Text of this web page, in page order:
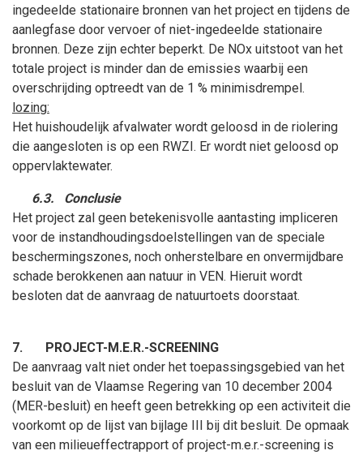
ingedeelde stationaire bronnen van het project en tijdens de
aanlegfase door vervoer of niet-ingedeelde stationaire
bronnen. Deze zijn echter beperkt. De NOx uitstoot van het
totale project is minder dan de emissies waarbij een
overschrijding optreedt van de 1 % minimisdrempel.
lozing:
Het huishoudelijk afvalwater wordt geloosd in de riolering
die aangesloten is op een RWZI. Er wordt niet geloosd op
oppervlaktewater.
6.3.
Conclusie
Het project zal geen betekenisvolle aantasting impliceren
voor de instandhoudingsdoelstellingen van de speciale
beschermingszones, noch onherstelbare en onvermijdbare
schade berokkenen aan natuur in VEN. Hieruit wordt
besloten dat de aanvraag de natuurtoets doorstaat.
7.
PROJECT-M.E.R.-SCREENING
De aanvraag valt niet onder het toepassingsgebied van het
besluit van de Vlaamse Regering van 10 december 2004
(MER-besluit) en heeft geen betrekking op een activiteit die
voorkomt op de lijst van bijlage III bij dit besluit. De opmaak
van een milieueffectrapport of project-m.e.r.-screening is